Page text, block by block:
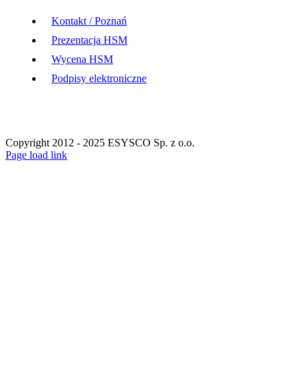
Kontakt / Poznań
Prezentacja HSM
Wycena HSM
Podpisy elektroniczne
Copyright 2012 - 2025 ESYSCO Sp. z o.o.
Facebook
X
Instagram
Pinterest
Page load link